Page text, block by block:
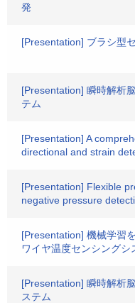
発
[Presentation] ブラシ型
[Presentation] 瞬時解析
テム
[Presentation] A
directional and strain
[Presentation] Flexible
negative pressure
[Presentation] 機械学習
ワイヤ温度センシングシ
[Presentation] 瞬時解析
ステム